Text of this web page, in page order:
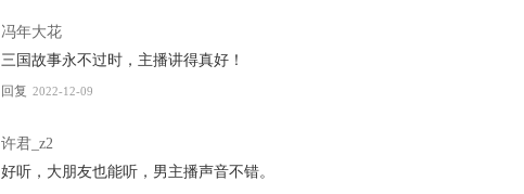
冯年大花
三国故事永不过时，主播讲得真好！
回复 2022-12-09
许君_z2
好听，大朋友也能听，男主播声音不错。